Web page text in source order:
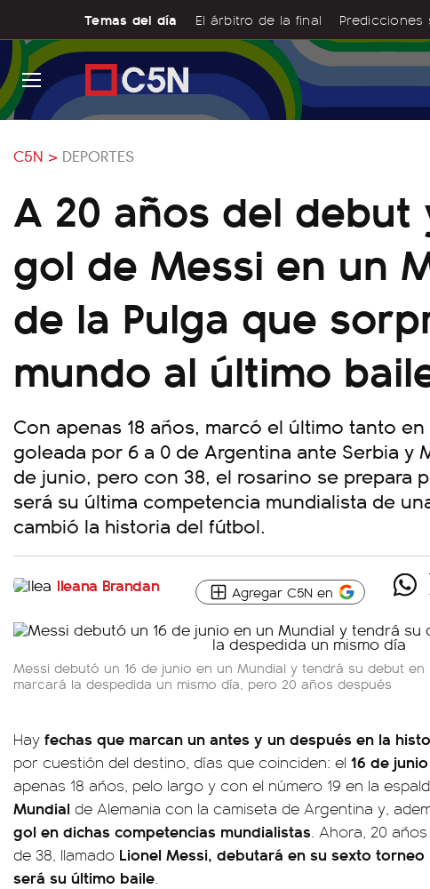
Temas del día El árbitro de la final Predicciones
C5N > DEPORTES
A 20 años del
gol de Messi en un
de la Pulga que
mundo al último
Con apenas 18 años, marcó el último tanto
goleada por 6 a 0 de Argentina ante Serbia y
de junio, pero con 38, el rosarino se prepara
será su última competencia mundialista de
cambió la historia del fútbol.
Ileana Brandan Agregar C5N en
Messi debutó un 16 de junio en un Mundial y tendrá su debut en
marcará la despedida un mismo día, pero 20 años después
Hay fechas que marcan un antes y un después en la
por cuestión del destino, días que coinciden: el 16 de
apenas 18 años, pelo largo y con el número 19 en la
Mundial de Alemania con la camiseta de Argentina y,
gol en dichas competencias mundialistas. Ahora, 20
de 38, llamado Lionel Messi, debutará en su sexto
será su último baile.